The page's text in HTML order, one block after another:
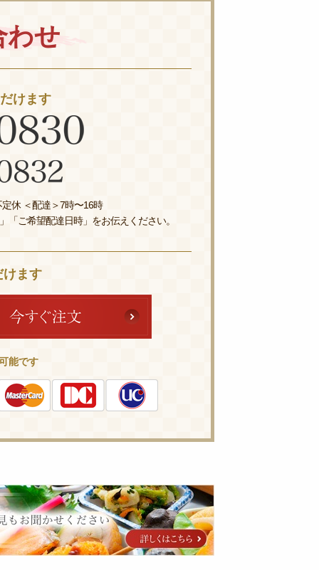
わせ
けます
休 ＜配達＞7時〜16時
ご希望配達日時」をお伝えください。
けます
能です